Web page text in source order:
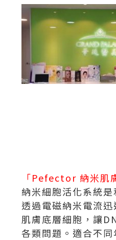
「Pefector 納米肌
納米細胞活化系統
透過電磁納米電流
肌膚底層細胞，讓
各類問題。適合不